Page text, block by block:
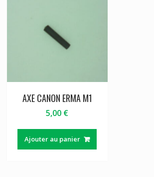
AXE CANON ERMA M1
5,00 €
Ajouter au panier